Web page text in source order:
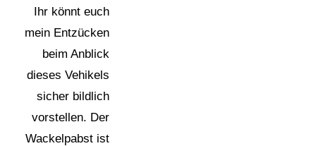
Ihr könnt euch
mein Entzücken
beim Anblick
dieses Vehikels
sicher bildlich
vorstellen. Der
Wackelpabst ist